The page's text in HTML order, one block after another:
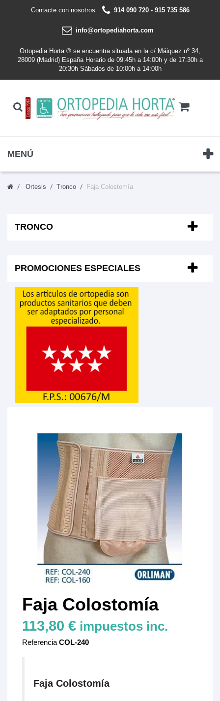
Contacte con nosotros 914 090 720 - 915 735 586
info@ortopediahorta.com
Ortopedia Horta ® se encuentra situada en la c/ Máiquez nº 34,
28009 (Madrid) España Horario de 09:45h a 14:00h y de 17:30h a
20:30h Sábados de 10:00h a 14:00h
MENÚ
Ortesis Tronco Faja Colostomía
TRONCO
PROMOCIONES ESPECIALES
Faja Colostomía
113,80 € impuestos inc.
Referencia COL-240
Faja Colostomía